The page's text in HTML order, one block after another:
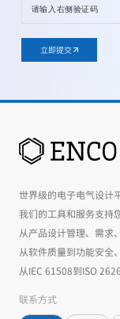
立即提交
世界级的电子电气设计
我们的工具和服务支持
从产品设计管理、需求
从软件质量到功能安全
从IEC 61508到ISO
联系方式